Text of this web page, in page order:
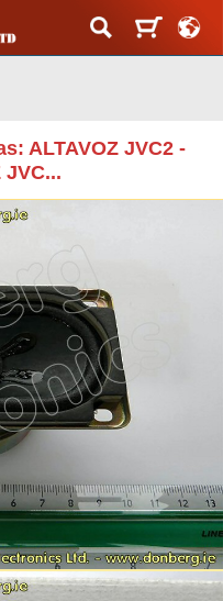
ALTAVOZ JVC2 -
JVC...